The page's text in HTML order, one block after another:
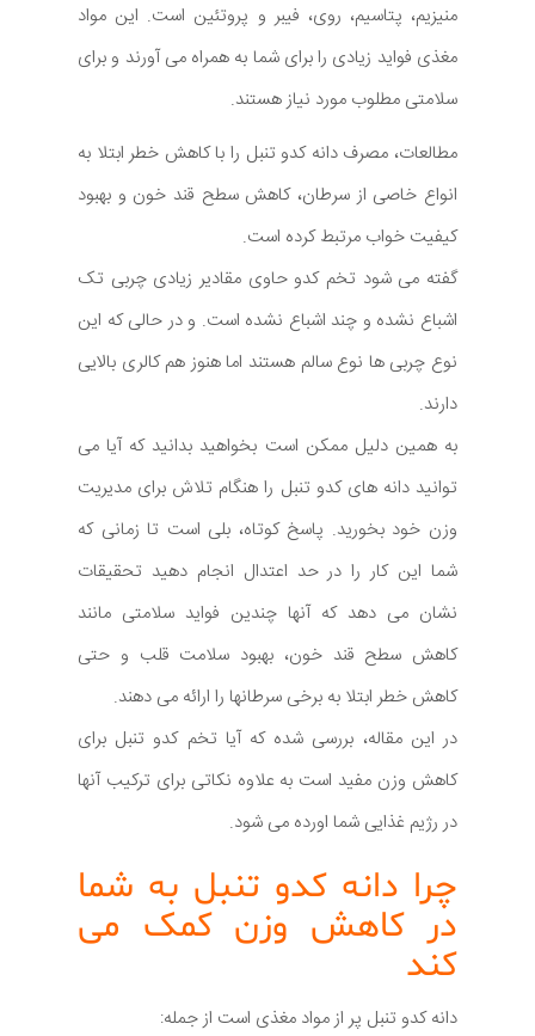
منیزیم، پتاسیم، روی، فیبر و پروتئین است. این مواد
مغذی فواید زیادی را برای شما به همراه می آورند و برای
سلامتی مطلوب مورد نیاز هستند.
مطالعات، مصرف دانه کدو تنبل را با کاهش خطر ابتلا به
انواع خاصی از سرطان، کاهش سطح قند خون و بهبود
کیفیت خواب مرتبط کرده است.
گفته می شود تخم کدو حاوی مقادیر زیادی چربی تک
اشباع نشده و چند اشباع نشده است. و در حالی که این
نوع چربی ها نوع سالم هستند اما هنوز هم کالری بالایی
دارند.
به همین دلیل ممکن است بخواهید بدانید که آیا می
توانید دانه های کدو تنبل را هنگام تلاش برای مدیریت
وزن خود بخورید. پاسخ کوتاه، بلی است تا زمانی که
شما این کار را در حد اعتدال انجام دهید تحقیقات
نشان می دهد که آنها چندین فواید سلامتی مانند
کاهش سطح قند خون، بهبود سلامت قلب و حتی
کاهش خطر ابتلا به برخی سرطانها را ارائه می دهند.
در این مقاله، بررسی شده که آیا تخم کدو تنبل برای
کاهش وزن مفید است به علاوه نکاتی برای ترکیب آنها
در رژیم غذایی شما اورده می شود.
چرا دانه کدو تنبل به شما
در کاهش وزن کمک می
کند
دانه کدو تنبل پر از مواد مغذی است از جمله: